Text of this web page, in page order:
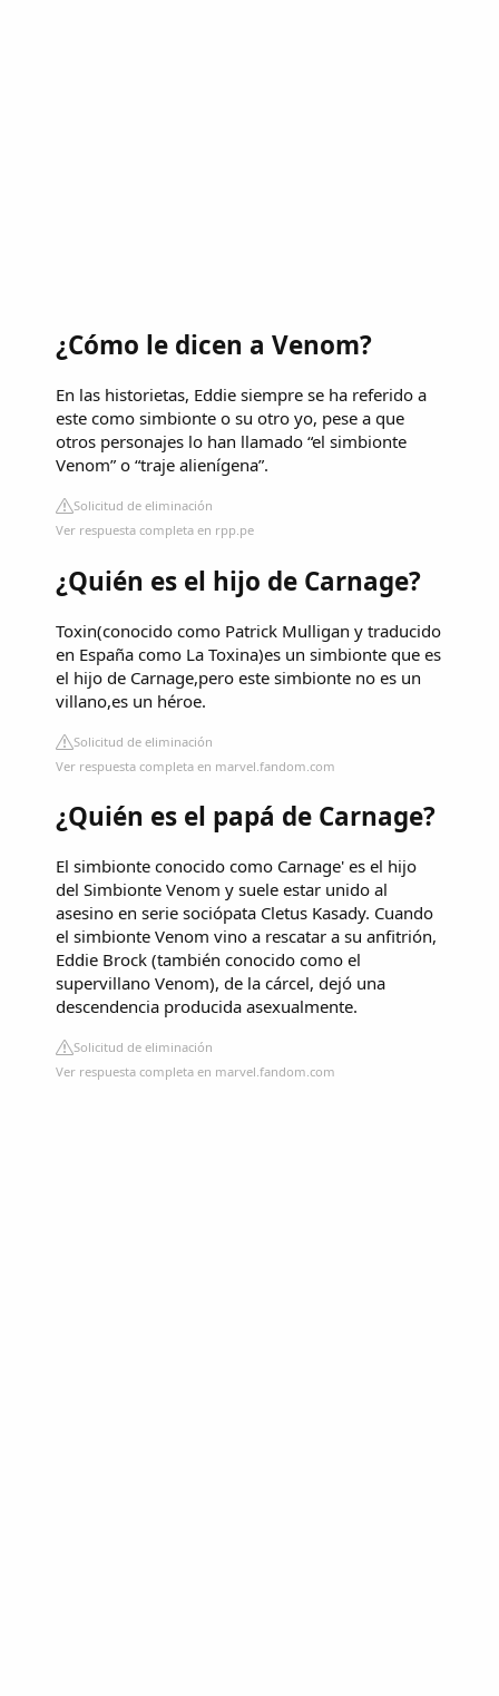
¿Cómo le dicen a Venom?
En las historietas, Eddie siempre se ha referido a
este como simbionte o su otro yo, pese a que
otros personajes lo han llamado “el simbionte
Venom” o “traje alienígena”.
Solicitud de eliminación
Ver respuesta completa en rpp.pe
¿Quién es el hijo de Carnage?
Toxin(conocido como Patrick Mulligan y traducido
en España como La Toxina)es un simbionte que es
el hijo de Carnage,pero este simbionte no es un
villano,es un héroe.
Solicitud de eliminación
Ver respuesta completa en marvel.fandom.com
¿Quién es el papá de Carnage?
El simbionte conocido como Carnage' es el hijo
del Simbionte Venom y suele estar unido al
asesino en serie sociópata Cletus Kasady. Cuando
el simbionte Venom vino a rescatar a su anfitrión,
Eddie Brock (también conocido como el
supervillano Venom), de la cárcel, dejó una
descendencia producida asexualmente.
Solicitud de eliminación
Ver respuesta completa en marvel.fandom.com